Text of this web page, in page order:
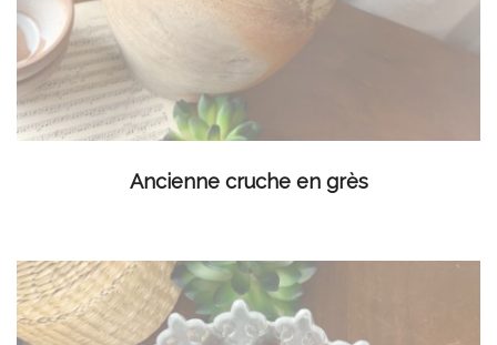
LIRE LA SUITE
Ancienne cruche en grès